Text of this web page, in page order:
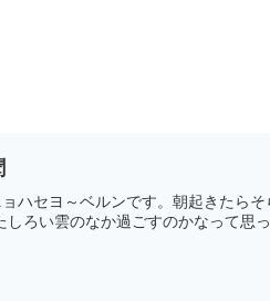
セヨ～ベルンです。朝起きたらそ
ろい雲のなか過ごすのかなって思っ